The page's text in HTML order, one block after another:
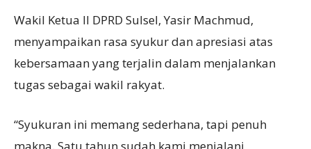
Wakil Ketua II DPRD Sulsel, Yasir Machmud,
menyampaikan rasa syukur dan apresiasi atas
kebersamaan yang terjalin dalam menjalankan
tugas sebagai wakil rakyat.
“Syukuran ini memang sederhana, tapi penuh